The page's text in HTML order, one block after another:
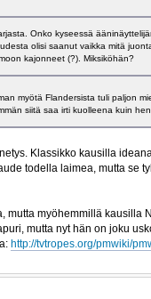
Onko kyseessä
olisi saanut vaikka mitä
kajonneet (?). Miksiköhän?
myötä Flandersista tuli paljon
siitä saa irti kuolleena kuin
Klassikko kausilla
todella laimea, mutta se
myöhemmillä kausilla
mutta nyt hän on joku
http://tvtropes.org/pmwiki/